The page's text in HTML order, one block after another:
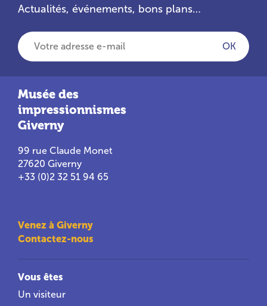
Actualités, événements, bons plans…
Votre adresse e-mail
OK
Musée des
impressionnismes
Giverny
99 rue Claude Monet
27620 Giverny
+33 (0)2 32 51 94 65
Venez à Giverny
Contactez-nous
Vous êtes
Un visiteur